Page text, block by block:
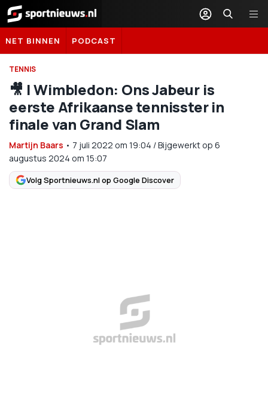
Sportnieuws.nl
NET BINNEN PODCAST
TENNIS
🎥 | Wimbledon: Ons Jabeur is
eerste Afrikaanse tennisster in
finale van Grand Slam
Martijn Baars • 7 juli 2022 om 19:04 /Bijgewerkt op 6
augustus 2024 om 15:07
Volg Sportnieuws.nl op Google Discover